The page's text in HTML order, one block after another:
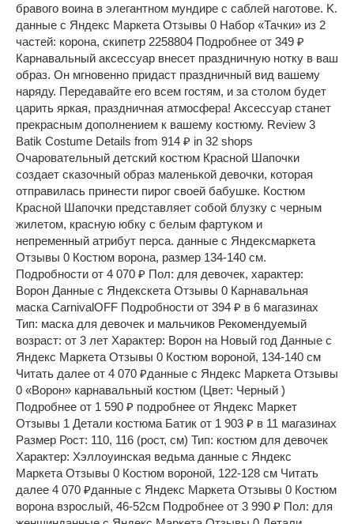
бравого воина в элегантном мундире с саблей наготове. K.
данные с Яндекс Маркета Отзывы 0 Набор «Тачки» из 2
частей: корона, скипетр 2258804 Подробнее от 349 ₽
Карнавальный аксессуар внесет праздничную нотку в ваш
образ. Он мгновенно придаст праздничный вид вашему
наряду. Передавайте его всем гостям, и за столом будет
царить яркая, праздничная атмосфера! Аксессуар станет
прекрасным дополнением к вашему костюму. Review 3
Batik Costume Details from 914 ₽ in 32 shops
Очаровательный детский костюм Красной Шапочки
создает сказочный образ маленькой девочки, которая
отправилась принести пирог своей бабушке. Костюм
Красной Шапочки представляет собой блузку с черным
жилетом, красную юбку с белым фартуком и
непременный атрибут перса. данные с Яндексмаркета
Отзывы 0 Костюм ворона, размер 134-140 см.
Подробности от 4 070 ₽ Пол: для девочек, характер:
Ворон Данные с Яндекскета Отзывы 0 Карнавальная
маска CarnivalOFF Подробности от 394 ₽ в 6 магазинах
Тип: маска для девочек и мальчиков Рекомендуемый
возраст: от 3 лет Характер: Ворон на Новый год Данные с
Яндекс Маркета Отзывы 0 Костюм вороной, 134-140 см
Читать далее от 4 070 ₽данные с Яндекс Маркета Отзывы
0 «Ворон» карнавальный костюм (Цвет: Черный )
Подробнее от 1 590 ₽ подробнее от Яндекс Маркет
Отзывы 1 Детали костюма Батик от 1 903 ₽ в 11 магазинах
Размер Рост: 110, 116 (рост, см) Тип: костюм для девочек
Характер: Хэллоуинская ведьма данные с Яндекс
Маркета Отзывы 0 Костюм вороной, 122-128 см Читать
далее 4 070 ₽данные с Яндекс Маркета Отзывы 0 Костюм
ворона взрослый, 46-52см Подробнее от 3 990 ₽ Пол: для